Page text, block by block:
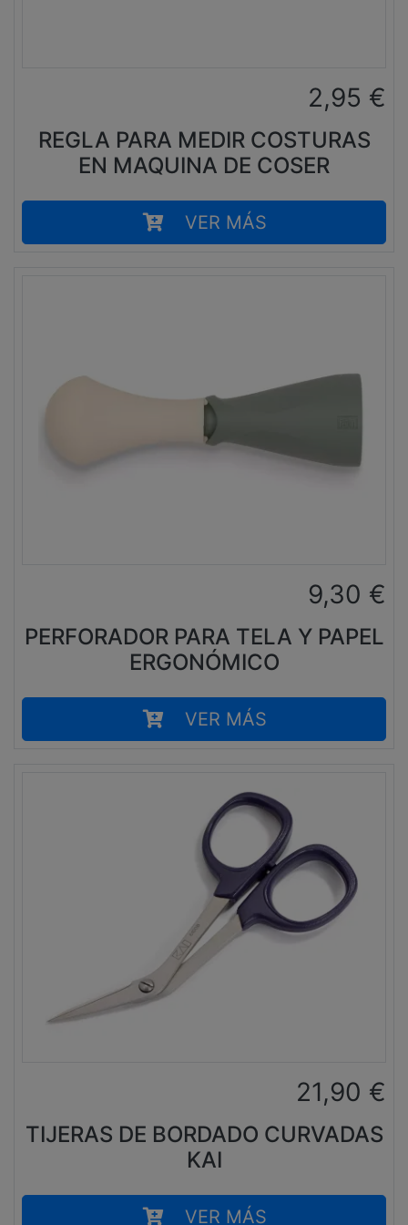
2,95 €
REGLA PARA MEDIR COSTURAS
EN MAQUINA DE COSER
VER MÁS
9,30 €
PERFORADOR PARA TELA Y PAPEL
ERGONÓMICO
VER MÁS
21,90 €
TIJERAS DE BORDADO CURVADAS
KAI
VER MÁS